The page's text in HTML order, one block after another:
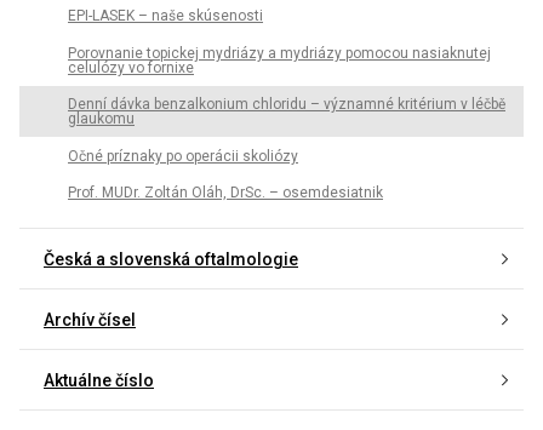
EPI-LASEK – naše skúsenosti
Porovnanie topickej mydriázy a mydriázy pomocou nasiaknutej
celulózy vo fornixe
Denní dávka benzalkonium chloridu – významné kritérium v léčbě
glaukomu
Očné príznaky po operácii skoliózy
Prof. MUDr. Zoltán Oláh, DrSc. – osemdesiatnik
Česká a slovenská oftalmologie
Archív čísel
Aktuálne číslo